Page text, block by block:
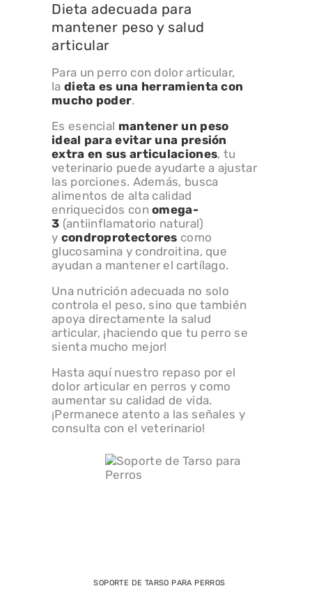
Dieta adecuada para
mantener peso y salud
articular
Para un perro con dolor articular,
la dieta es una herramienta con
mucho poder.
Es esencial mantener un peso
ideal para evitar una presión
extra en sus articulaciones, tu
veterinario puede ayudarte a ajustar
las porciones. Además, busca
alimentos de alta calidad
enriquecidos conomega-
3 (antiinflamatorio natural)
y condroprotectores como
glucosamina y condroitina, que
ayudan a mantener el cartílago.
Una nutrición adecuada no solo
controla el peso, sino que también
apoya directamente la salud
articular, ¡haciendo que tu perro se
sienta mucho mejor!
Hasta aquí nuestro repaso por el
dolor articular en perros y como
aumentar su calidad de vida.
¡Permanece atento a las señales y
consulta con el veterinario!
SOPORTE DE TARSO PARA PERROS